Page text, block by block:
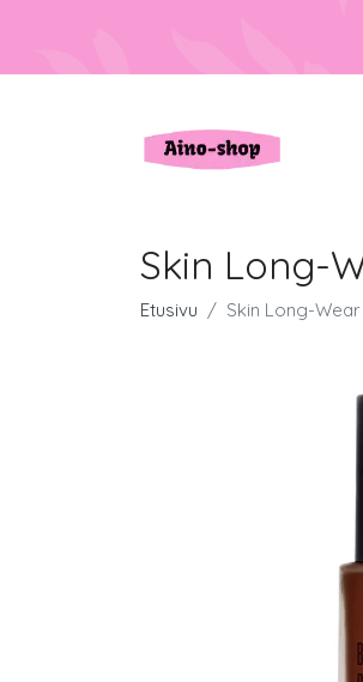
Skin Long-
Etusivu Skin Long-